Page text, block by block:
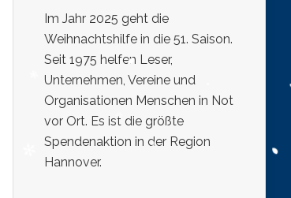
Im Jahr 2025 geht die
Weihnachtshilfe in die 51. Saison.
Seit 1975 helfen Leser,
Unternehmen, Vereine und
Organisationen Menschen in Not
vor Ort. Es ist die größte
Spendenaktion in der Region
Hannover.